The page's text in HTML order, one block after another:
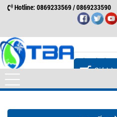
Hotline: 0869233569 / 0869233590